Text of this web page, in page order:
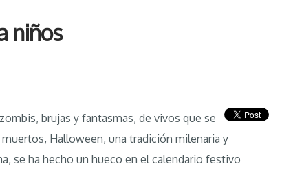
niños
brujas y fantasmas, de vivos que se
Halloween, una tradición milenaria y
se ha hecho un hueco en el calendario festivo